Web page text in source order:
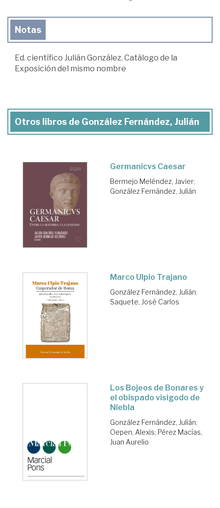
Notas
Ed. científico Julián González. Catálogo de la
Exposición del mismo nombre
Otros libros de González Fernández, Julián
Germanicvs Caesar
Bermejo Meléndez, Javier;
González Fernández, Julián
Marco Ulpio Trajano
González Fernández, Julián;
Saquete, José Carlos
Los Bojeos de Bonares y
el obispado visigodo de
Niebla
González Fernández, Julián;
Oepen, Alexis; Pérez Macías,
Juan Aurelio